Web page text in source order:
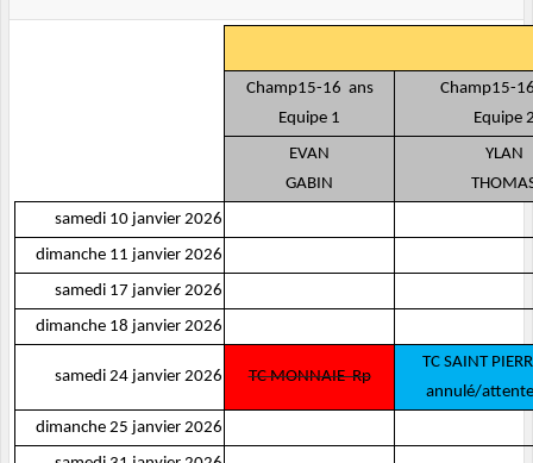
Champ15-16 ans
Equipe 1
Champ15-
Equipe
EVAN
GABIN
YLAN
samedi 10 janvier 2026
dimanche 11 janvier 2026
samedi 17 janvier 2026
dimanche 18 janvier 2026
samedi 24 janvier 2026 TC MONNAIE Rp
TC SAINT
annulé/
dimanche 25 janvier 2026